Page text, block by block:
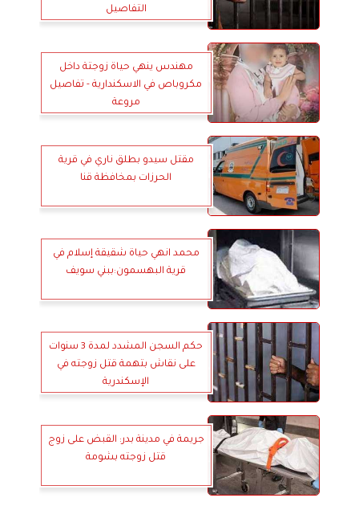
التفاصيل
مهندس ينهي حياة زوجتة داخل
مكروباص في الاسكندارية - تفاصيل
مروعة
مقتل سيدو بطلق ناري في قرية
الحرزات بمخافظة قنا
محمد انهي حياة شقيقة إسلام في
قرية البهسمون:ببني سويف
حكم السجن المشدد لمدة 3 سنوات
على نقاش بتهمة قتل زوجته في
الإسكندرية
جريمة في مدينة بدر: القبض على زوج
قتل زوجته بشومة